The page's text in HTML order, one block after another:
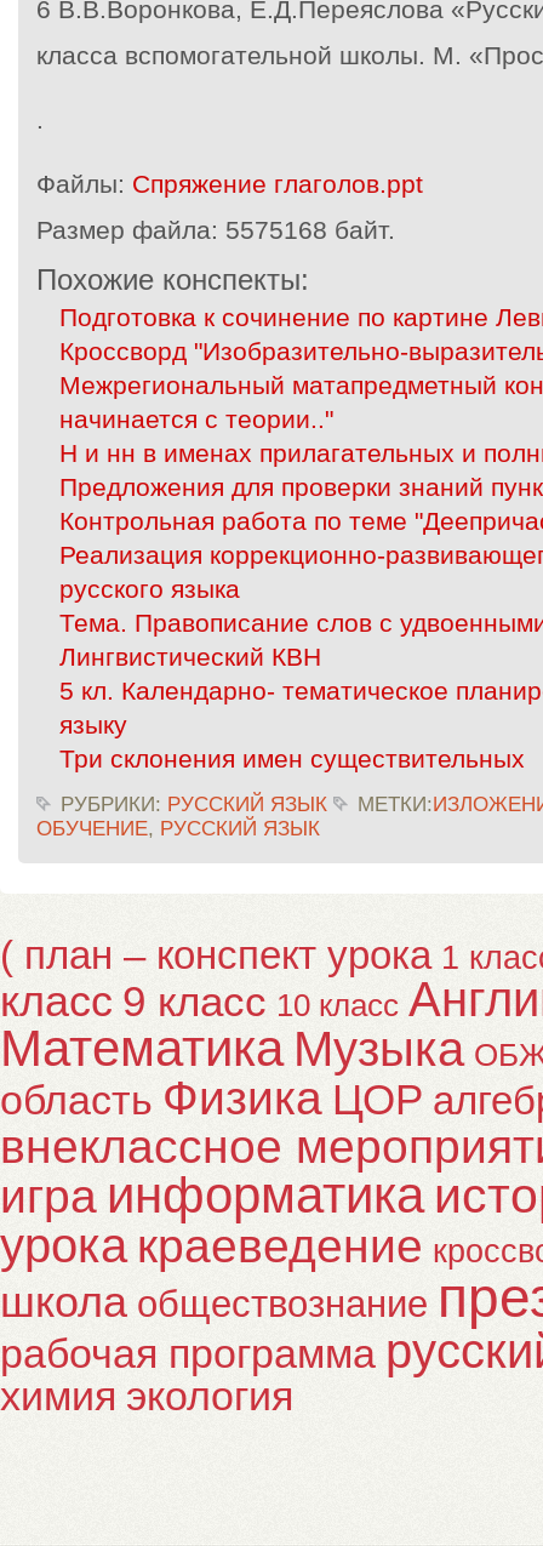
6 В.В.Воронкова, Е.Д.Переяслова
класса вспомогательной школы. М.
.
Файлы: Спряжение глаголов.ppt
Размер файла: 5575168 байт.
Похожие конспекты:
Подготовка к сочинение по картине
Кроссворд "Изобразительно-
Межрегиональный матапредметный
начинается с теории.."
Н и нн в именах прилагательных и
Предложения для проверки знаний
Контрольная работа по теме
Реализация коррекционно-
русского языка
Тема. Правописание слов с
Лингвистический КВН
5 кл. Календарно- тематическое
языку
Три склонения имен существительных
РУБРИКИ: РУССКИЙ ЯЗЫК МЕТКИ:
ОБУЧЕНИЕ, РУССКИЙ ЯЗЫК
( план – конспект урока 1
класс 9 класс 10 класс
Математика Музыка
область Физика ЦОР
внеклассное
игра информатика
урока краеведение
школа обществознание
рабочая программа
химия экология